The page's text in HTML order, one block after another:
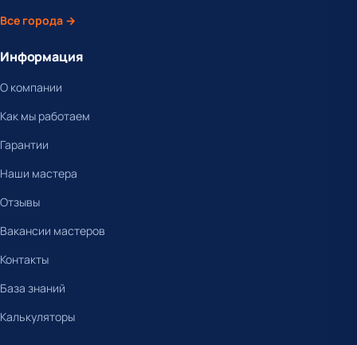
Все города →
Информация
О компании
Как мы работаем
Гарантии
Наши мастера
Отзывы
Вакансии мастеров
Контакты
База знаний
Калькуляторы